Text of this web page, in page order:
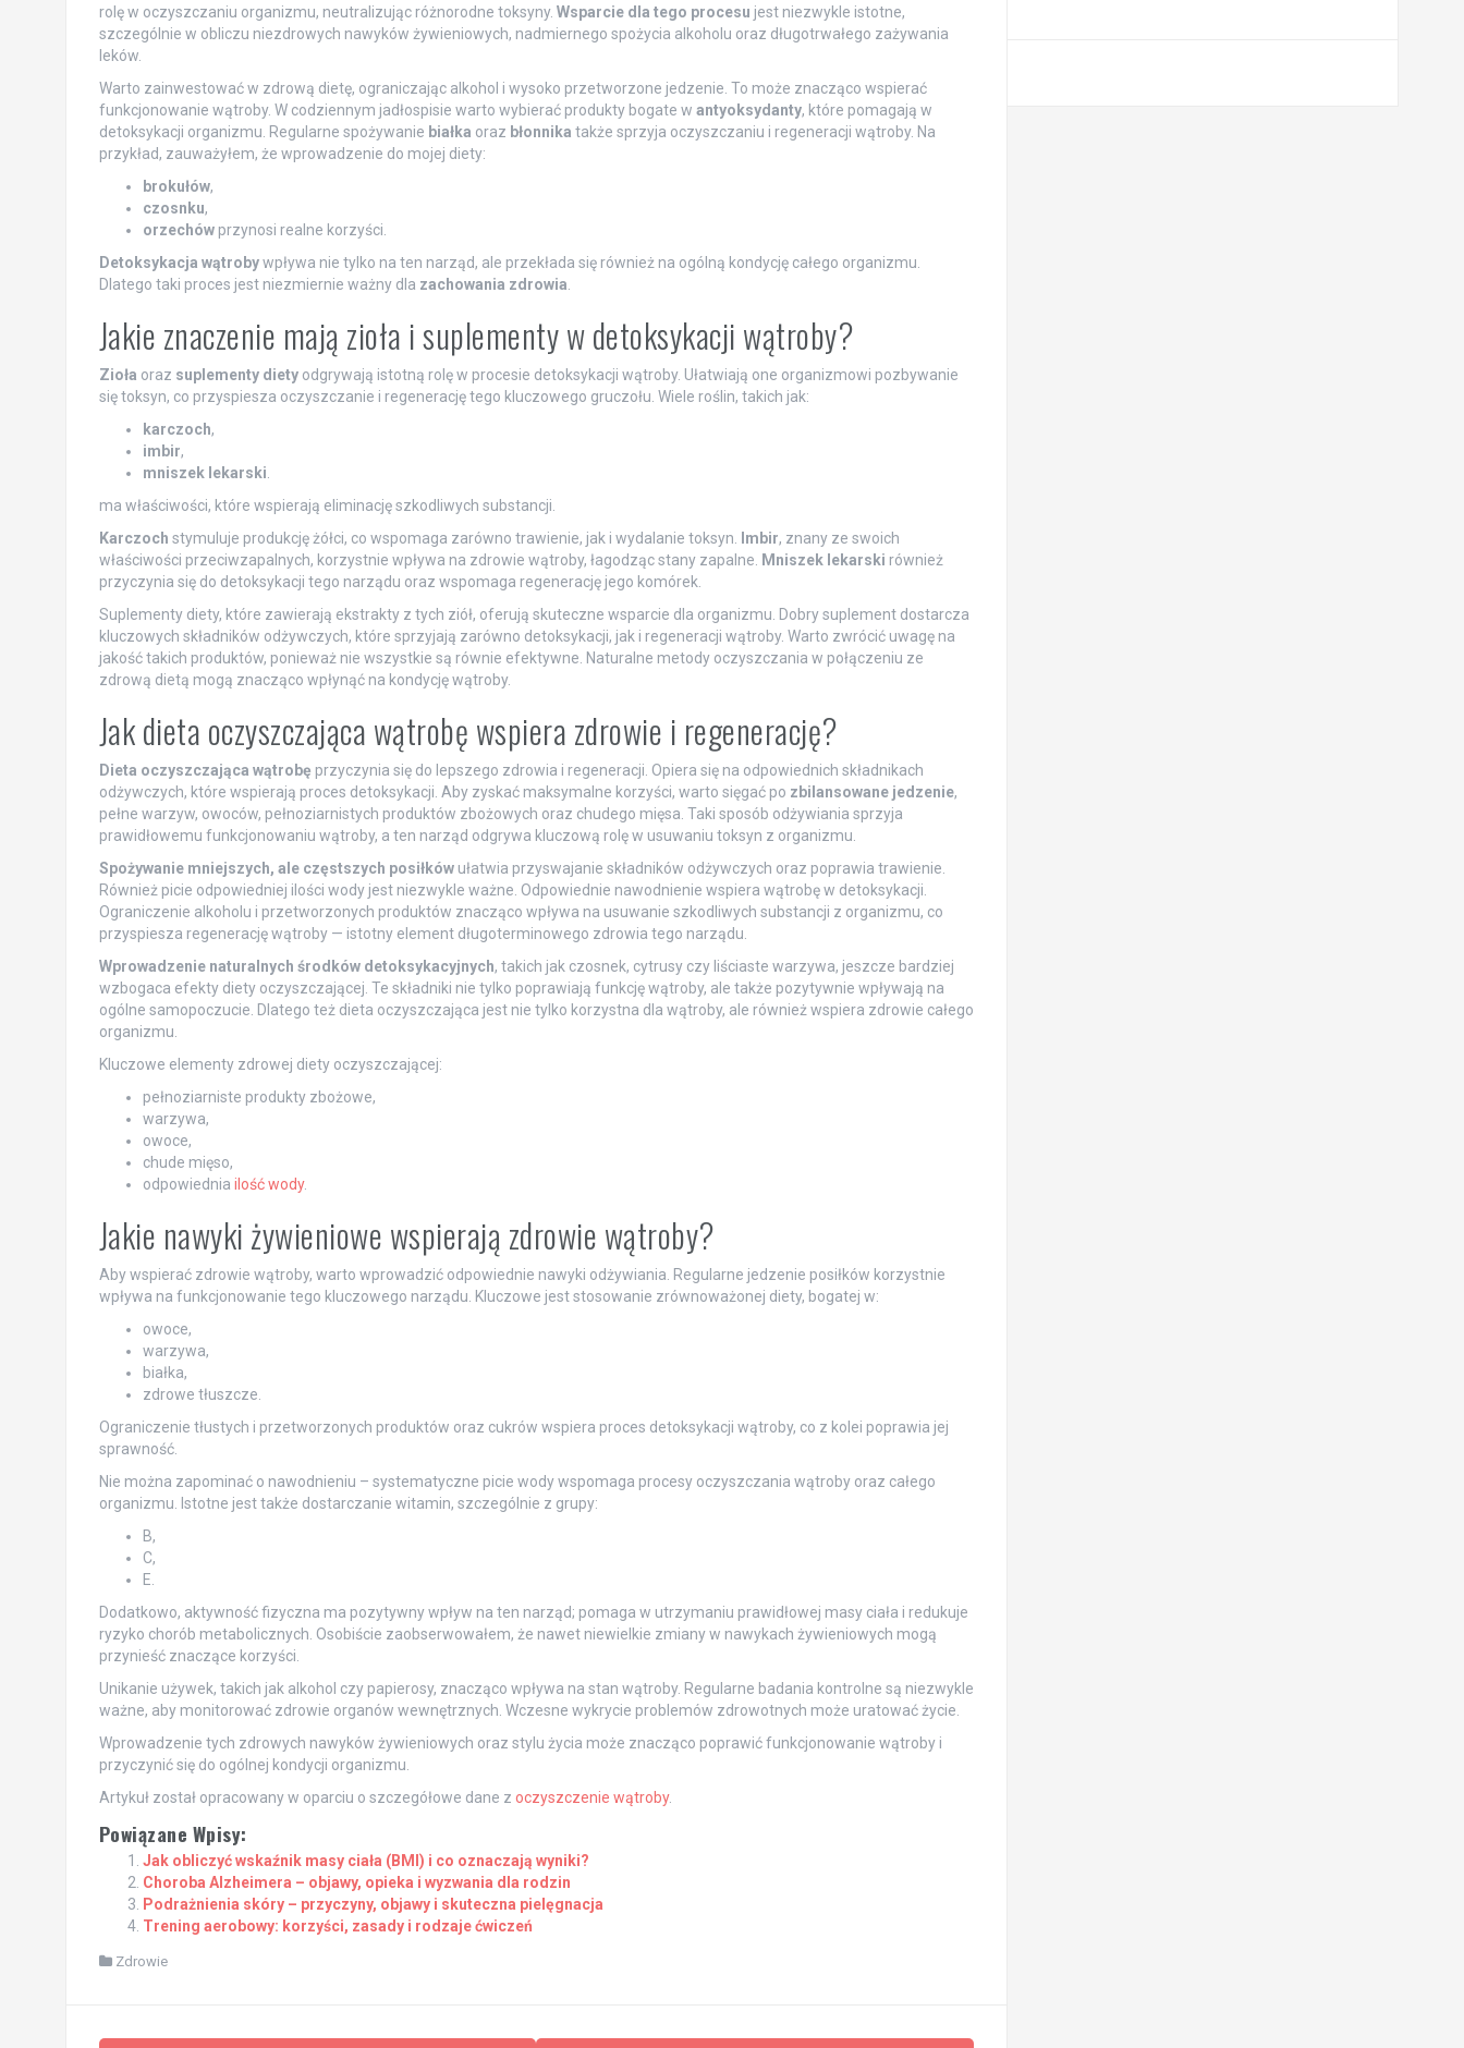
rolę w oczyszczaniu organizmu, neutralizując różnorodne toksyny. Wsparcie dla tego procesu jest niezwykle istotne,
szczególnie w obliczu niezdrowych nawyków żywieniowych, nadmiernego spożycia alkoholu oraz długotrwałego zażywania
leków.
Warto zainwestować w zdrową dietę, ograniczając alkohol i wysoko przetworzone jedzenie. To może znacząco wspierać
funkcjonowanie wątroby. W codziennym jadłospisie warto wybierać produkty bogate w antyoksydanty, które pomagają w
detoksykacji organizmu. Regularne spożywanie białka oraz błonnika także sprzyja oczyszczaniu i regeneracji wątroby. Na
przykład, zauważyłem, że wprowadzenie do mojej diety:
brokułów,
czosnku,
orzechówprzynosi realne korzyści.
Detoksykacja wątrobywpływa nie tylko na ten narząd, ale przekłada się również na ogólną kondycję całego organizmu.
Dlatego taki proces jest niezmiernie ważny dla zachowania zdrowia
Jakie znaczenie mają zioła i suplementy w detoksykacji wątroby?
Zioła oraz suplementy dietyodgrywają istotną rolę w procesie detoksykacji wątroby. Ułatwiają one organizmowi pozbywanie
się toksyn, co przyspiesza oczyszczanie i regenerację tego kluczowego gruczołu. Wiele roślin, takich jak:
karczoch,
imbir,
mniszek lekarski
ma właściwości, które wspierają eliminację szkodliwych substancji.
Karczoch stymuluje produkcję żółci, co wspomaga zarówno trawienie, jak i wydalanie toksyn. Imbir, znany ze swoich
właściwości przeciwzapalnych, korzystnie wpływa na zdrowie wątroby, łagodząc stany zapalne.
Mniszek lekarski również
przyczynia się do detoksykacji tego narządu oraz wspomaga regenerację jego komórek.
Suplementy diety, które zawierają ekstrakty z tych ziół, oferują skuteczne wsparcie dla organizmu. Dobry suplement dostarcza
kluczowych składników odżywczych, które sprzyjają zarówno detoksykacji, jak i regeneracji wątroby. Warto zwrócić uwagę na
jakość takich produktów, ponieważ nie wszystkie są równie efektywne. Naturalne metody oczyszczania w połączeniu ze
zdrową dietą mogą znacząco wpłynąć na kondycję wątroby.
Jak dieta oczyszczająca wątrobę wspiera zdrowie i regenerację?
Dieta oczyszczająca wątrobę przyczynia się do lepszego zdrowia i regeneracji. Opiera się na odpowiednich składnikach
odżywczych, które wspierają proces detoksykacji. Aby zyskać maksymalne korzyści, warto sięgać po zbilansowane jedzenie,
pełne warzyw, owoców, pełnoziarnistych produktów zbożowych oraz chudego mięsa. Taki sposób odżywiania sprzyja
prawidłowemu funkcjonowaniu wątroby, a ten narząd odgrywa kluczową rolę w usuwaniu toksyn z organizmu.
Spożywanie mniejszych, ale częstszych posiłkówułatwia przyswajanie składników odżywczych oraz poprawia trawienie.
Również picie odpowiedniej ilości wody jest niezwykle ważne. Odpowiednie nawodnienie wspiera wątrobę w detoksykacji.
Ograniczenie alkoholu i przetworzonych produktów znacząco wpływa na usuwanie szkodliwych substancji z organizmu, co
przyspiesza regenerację wątroby — istotny element długoterminowego zdrowia tego narządu.
Wprowadzenie naturalnych środków detoksykacyjnych, takich jak czosnek, cytrusy czy liściaste warzywa, jeszcze bardziej
wzbogaca efekty diety oczyszczającej. Te składniki nie tylko poprawiają funkcję wątroby, ale także pozytywnie wpływają na
ogólne samopoczucie. Dlatego też dieta oczyszczająca jest nie tylko korzystna dla wątroby, ale również wspiera zdrowie całego
organizmu.
Kluczowe elementy zdrowej diety oczyszczającej:
pełnoziarniste produkty zbożowe,
warzywa,
owoce,
chude mięso,
odpowiednia ilość wody.
Jakie nawyki żywieniowe wspierają zdrowie wątroby?
Aby wspierać zdrowie wątroby, warto wprowadzić odpowiednie nawyki odżywiania. Regularne jedzenie posiłków korzystnie
wpływa na funkcjonowanie tego kluczowego narządu. Kluczowe jest stosowanie zrównoważonej diety, bogatej w:
owoce,
warzywa,
białka,
zdrowe tłuszcze.
Ograniczenie tłustych i przetworzonych produktów oraz cukrów wspiera proces detoksykacji wątroby, co z kolei poprawia jej
sprawność.
Nie można zapominać o nawodnieniu – systematyczne picie wody wspomaga procesy oczyszczania wątroby oraz całego
organizmu. Istotne jest także dostarczanie witamin, szczególnie z grupy:
B,
C,
E.
Dodatkowo, aktywność fizyczna ma pozytywny wpływ na ten narząd; pomaga w utrzymaniu prawidłowej masy ciała i redukuje
ryzyko chorób metabolicznych. Osobiście zaobserwowałem, że nawet niewielkie zmiany w nawykach żywieniowych mogą
przynieść znaczące korzyści.
Unikanie używek, takich jak alkohol czy papierosy, znacząco wpływa na stan wątroby. Regularne badania kontrolne są niezwykle
ważne, aby monitorować zdrowie organów wewnętrznych. Wczesne wykrycie problemów zdrowotnych może uratować życie.
Wprowadzenie tych zdrowych nawyków żywieniowych oraz stylu życia może znacząco poprawić funkcjonowanie wątroby i
przyczynić się do ogólnej kondycji organizmu.
Artykuł został opracowany w oparciu o szczegółowe dane z oczyszczenie wątroby.
Powiązane Wpisy:
Jak obliczyć wskaźnik masy ciała (BMI) i co oznaczają wyniki?
Choroba Alzheimera – objawy, opieka i wyzwania dla rodzin
Podrażnienia skóry – przyczyny, objawy i skuteczna pielęgnacja
Trening aerobowy: korzyści, zasady i rodzaje ćwiczeń
Zdrowie